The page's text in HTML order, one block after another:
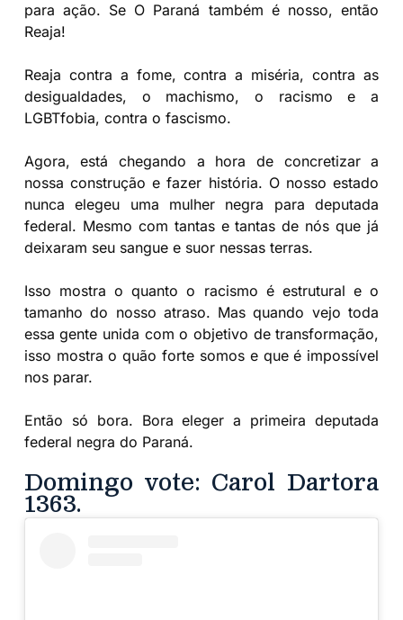
para ação. Se O Paraná também é nosso, então
Reaja!
Reaja contra a fome, contra a miséria, contra as
desigualdades, o machismo, o racismo e a
LGBTfobia, contra o fascismo.
Agora, está chegando a hora de concretizar a
nossa construção e fazer história. O nosso estado
nunca elegeu uma mulher negra para deputada
federal. Mesmo com tantas e tantas de nós que já
deixaram seu sangue e suor nessas terras.
Isso mostra o quanto o racismo é estrutural e o
tamanho do nosso atraso. Mas quando vejo toda
essa gente unida com o objetivo de transformação,
isso mostra o quão forte somos e que é impossível
nos parar.
Então só bora. Bora eleger a primeira deputada
federal negra do Paraná.
Domingo vote: Carol Dartora
1363.